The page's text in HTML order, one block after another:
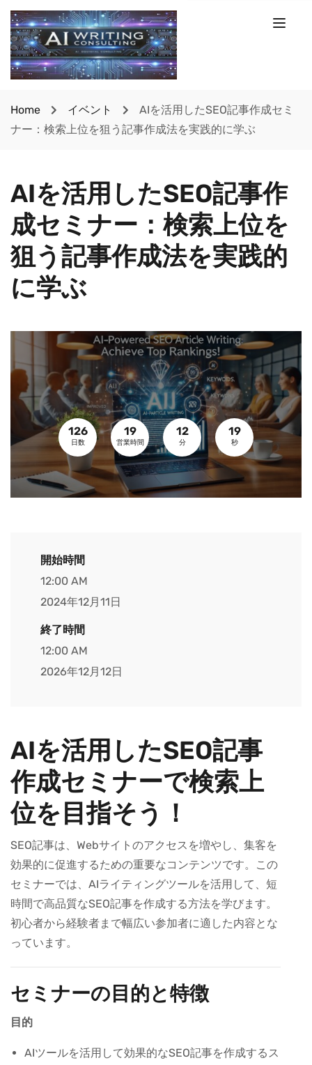
Home イベント
AIを活用したSEO記事作成セミ
ナー：検索上位を狙う記事作成法を実践的に学ぶ
AIを活用したSEO記事作
成セミナー：検索上位を
狙う記事作成法を実践的
に学ぶ
126
日数
19
営業時間
12
分
18
秒
開始時間
12:00 AM
2024年12月11日
終了時間
12:00 AM
2026年12月12日
AIを活用したSEO記事
作成セミナーで検索上
位を目指そう！
SEO記事は、Webサイトのアクセスを増やし、集客を
効果的に促進するための重要なコンテンツです。この
セミナーでは、AIライティングツールを活用して、短
時間で高品質なSEO記事を作成する方法を学びます。
初心者から経験者まで幅広い参加者に適した内容とな
っています。
セミナーの目的と特徴
目的
AIツールを活用して効果的なSEO記事を作成するス